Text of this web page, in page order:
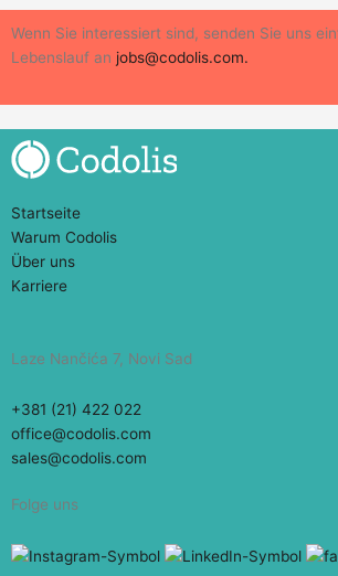
Wenn Sie interessiert sind, senden Sie uns
Lebenslauf an jobs@codolis.com.
Startseite
Warum Codolis
Über uns
Karriere
Laze Nančića 7, Novi Sad
+381 (21) 422 022
office@codolis.com
sales@codolis.com
Folge uns